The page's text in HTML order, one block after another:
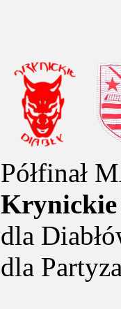
Półfinał
Krynickie
dla
dla